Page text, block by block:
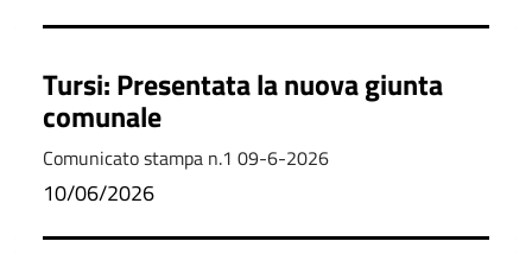
Tursi: Presentata la nuova giunta
comunale
Comunicato stampa n.1 09-6-2026
10/06/2026